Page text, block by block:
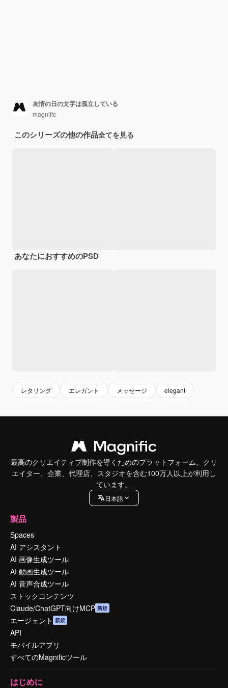
友情の日の文字は孤立している
magnific
このシリーズの他の作品全てを見る
あなたにおすすめのPSD
レタリング エレガント メッセージ elegant
最高のクリエイティブ制作を導くためのプラットフォーム。クリ
エイター、企業、代理店、スタジオを含む100万人以上が利用し
ています。
日本語
製品
Spaces
AI アシスタント
AI 画像生成ツール
AI 動画生成ツール
AI 音声合成ツール
ストックコンテンツ
Claude/ChatGPT向けMCP 新規
エージェント 新規
API
モバイルアプリ
すべてのMagnificツール
はじめに